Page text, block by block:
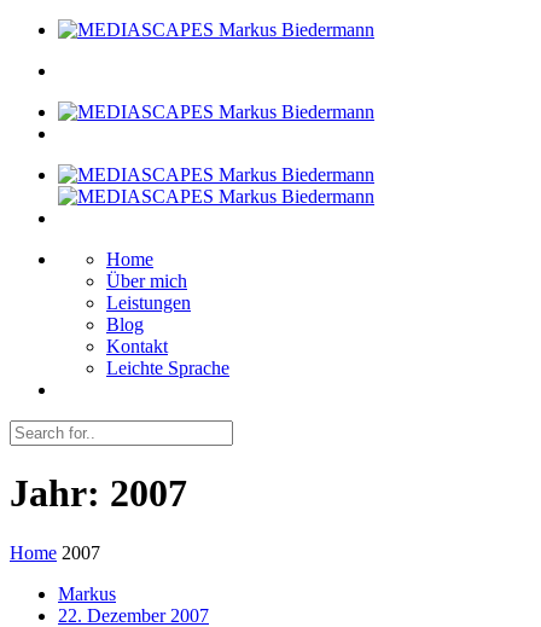
Home
Über mich
Leistungen
Blog
Kontakt
Leichte Sprache
Jahr: 2007
Home 2007
Markus
22. Dezember 2007